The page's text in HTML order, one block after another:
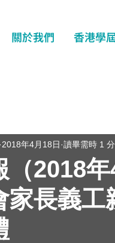
關於我們 香港學
（2018
家長義工
2018年4月18日 讀畢需時 1